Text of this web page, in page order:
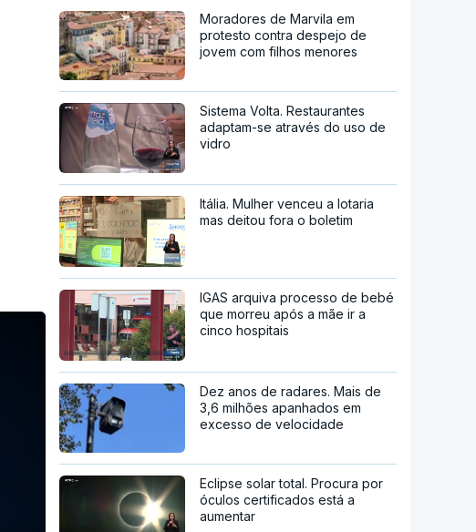
Moradores de Marvila em
protesto contra despejo de
jovem com filhos menores
Sistema Volta. Restaurantes
adaptam-se através do uso de
vidro
Itália. Mulher venceu a lotaria
mas deitou fora o boletim
IGAS arquiva processo de bebé
que morreu após a mãe ir a
cinco hospitais
Dez anos de radares. Mais de
3,6 milhões apanhados em
excesso de velocidade
Eclipse solar total. Procura por
óculos certificados está a
aumentar